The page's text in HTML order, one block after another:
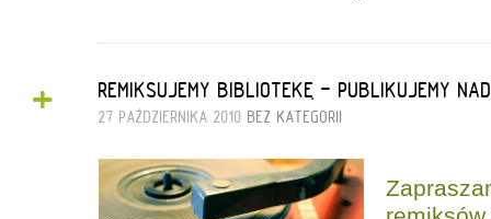
+ REMIKSUJEMY BIBLIOTEKĘ - PUBLIKUJEMY
27 PAŹDZIERNIKA 2010 BEZ KATEGORII